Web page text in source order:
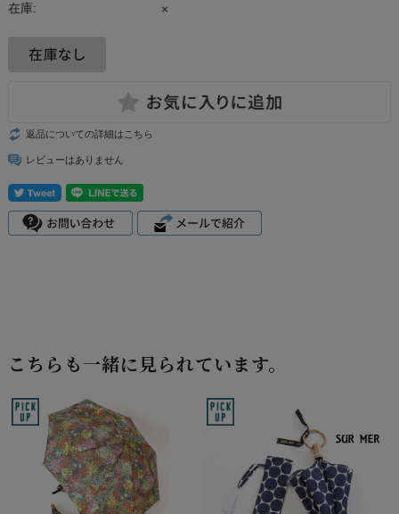
在庫: ×
返品についての詳細はこちら
レビューはありません
こちらも一緒に見られています。